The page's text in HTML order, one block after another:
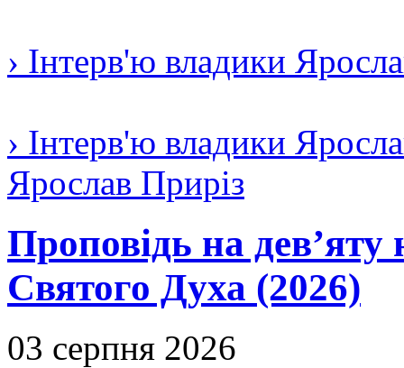
› Інтерв'ю владики
› Інтерв'ю владики
Ярослав Приріз
Проповідь на дев’яту
Святого Духа (2026)
03 серпня 2026